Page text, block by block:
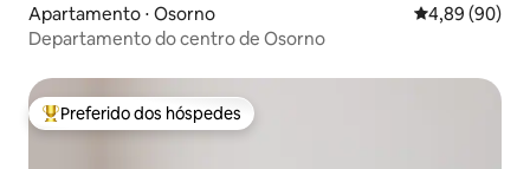
Apartamento ⋅ Osorno 4,89 de uma
4,89 (90)
Departamento do centro de Osorno
Entre os melhores preferidos dos hóspedes
Preferido dos hóspedes